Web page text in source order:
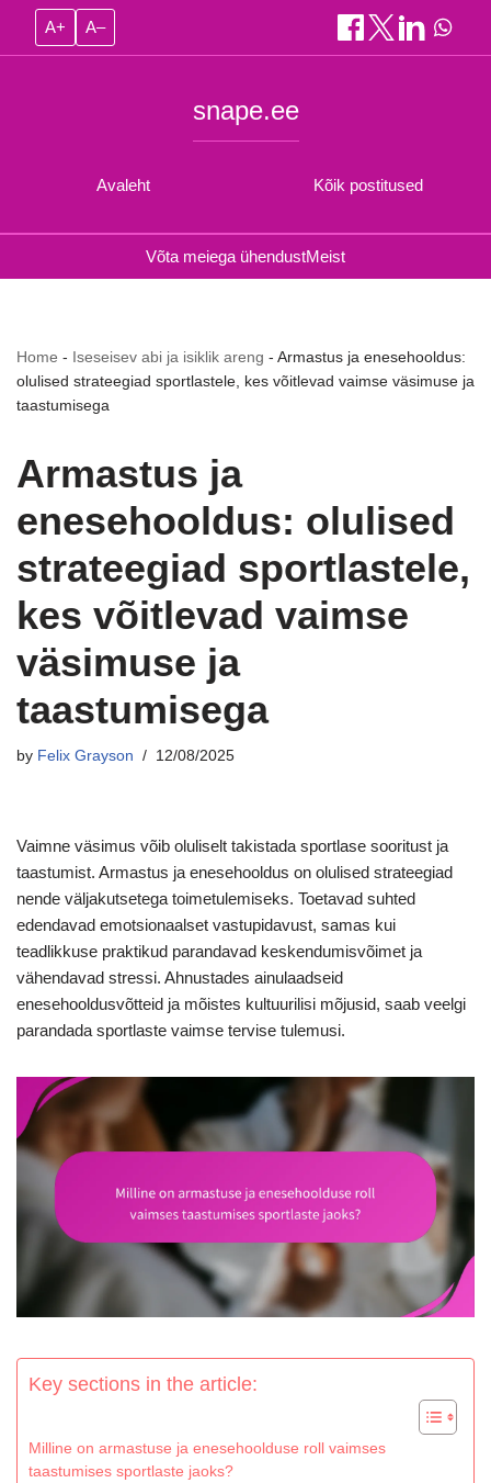
A+ A–
Avaleht
snape.ee
Kõik postitused
Võta meiega ühendustMeist
Home - Iseseisev abi ja isiklik areng - Armastus ja enesehooldus:
olulised strateegiad sportlastele, kes võitlevad vaimse väsimuse ja
taastumisega
Armastus ja
enesehooldus: olulised
strateegiad sportlastele,
kes võitlevad vaimse
väsimuse ja
taastumisega
by Felix Grayson 12/08/2025
Vaimne väsimus võib oluliselt takistada sportlase sooritust ja
taastumist. Armastus ja enesehooldus on olulised strateegiad
nende väljakutsetega toimetulemiseks. Toetavad suhted
edendavad emotsionaalset vastupidavust, samas kui
teadlikkuse praktikud parandavad keskendumisvõimet ja
vähendavad stressi. Ahnustades ainulaadseid
enesehooldusvõtteid ja mõistes kultuurilisi mõjusid, saab veelgi
parandada sportlaste vaimse tervise tulemusi.
Key sections in the article:
Milline on armastuse ja enesehoolduse roll vaimses
taastumises sportlaste jaoks?